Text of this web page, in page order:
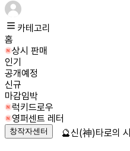
카테고리
홈
상시 판매
인기
공개예정
신규
마감임박
럭키드로우
영퍼센트 레터
창작자센터 🔮신(神)타로의